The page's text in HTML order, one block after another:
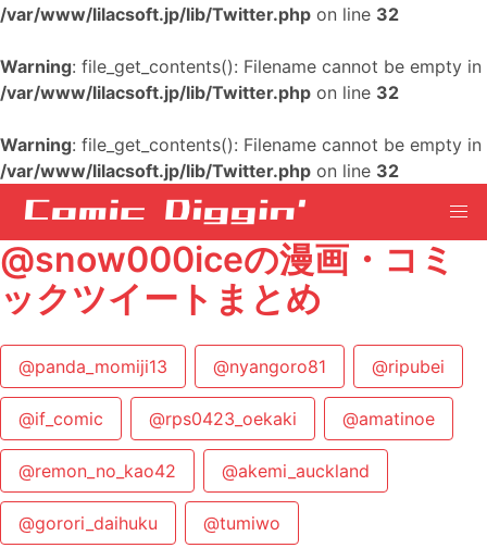
/var/www/lilacsoft.jp/lib/Twitter.php on line 32
Warning: file_get_contents(): Filename cannot be empty in
/var/www/lilacsoft.jp/lib/Twitter.php on line 32
Warning: file_get_contents(): Filename cannot be empty in
/var/www/lilacsoft.jp/lib/Twitter.php on line 32
@snow000iceの漫画・コミ
ックツイートまとめ
@panda_momiji13 @nyangoro81 @ripubei
@if_comic @rps0423_oekaki @amatinoe
@remon_no_kao42 @akemi_auckland
@gorori_daihuku @tumiwo